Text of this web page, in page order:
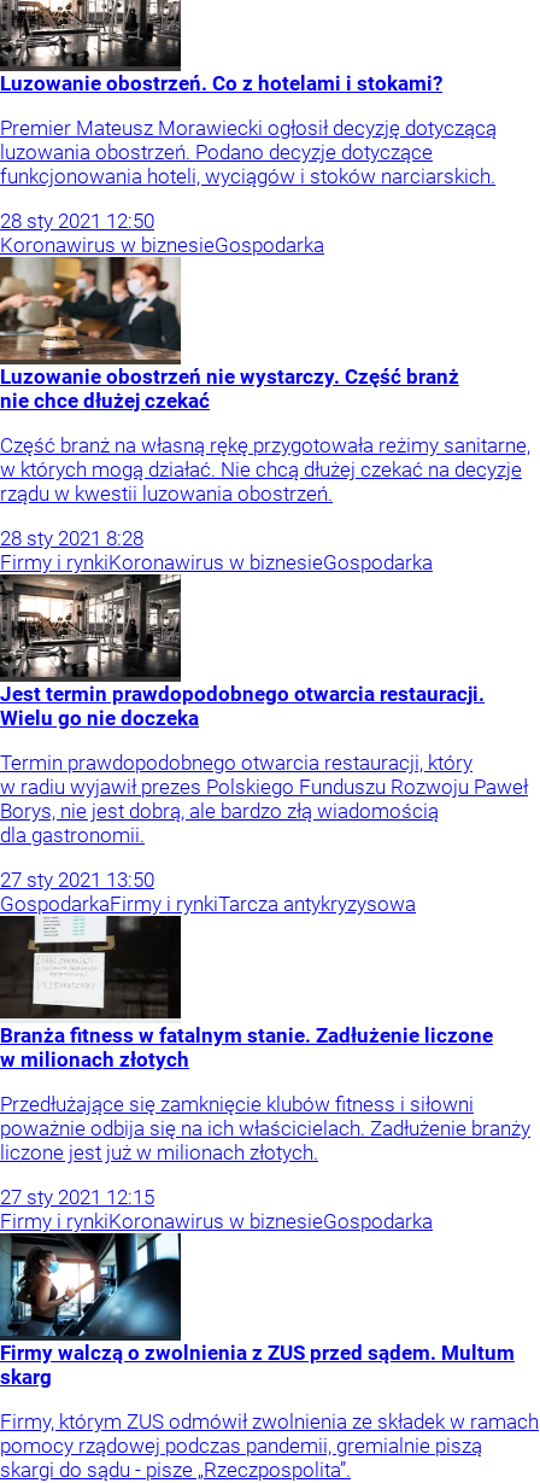
Luzowanie obostrzeń. Co z hotelami i stokami?
Premier Mateusz Morawiecki ogłosił decyzję dotyczącą
luzowania obostrzeń. Podano decyzje dotyczące
funkcjonowania hoteli, wyciągów i stoków narciarskich.
28 sty 2021 12:50
Koronawirus w biznesieGospodarka
Luzowanie obostrzeń nie wystarczy. Część branż
nie chce dłużej czekać
Część branż na własną rękę przygotowała reżimy sanitarne,
w których mogą działać. Nie chcą dłużej czekać na decyzje
rządu w kwestii luzowania obostrzeń.
28 sty 2021 8:28
Firmy i rynkiKoronawirus w biznesieGospodarka
Jest termin prawdopodobnego otwarcia restauracji.
Wielu go nie doczeka
Termin prawdopodobnego otwarcia restauracji, który
w radiu wyjawił prezes Polskiego Funduszu Rozwoju Paweł
Borys, nie jest dobrą, ale bardzo złą wiadomością
dla gastronomii.
27 sty 2021 13:50
GospodarkaFirmy i rynkiTarcza antykryzysowa
Branża fitness w fatalnym stanie. Zadłużenie liczone
w milionach złotych
Przedłużające się zamknięcie klubów fitness i siłowni
poważnie odbija się na ich właścicielach. Zadłużenie branży
liczone jest już w milionach złotych.
27 sty 2021 12:15
Firmy i rynkiKoronawirus w biznesieGospodarka
Firmy walczą o zwolnienia z ZUS przed sądem. Multum
skarg
Firmy, którym ZUS odmówił zwolnienia ze składek w ramach
pomocy rządowej podczas pandemii, gremialnie piszą
skargi do sądu - pisze „Rzeczpospolita”.